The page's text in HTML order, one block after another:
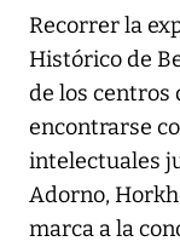
Recorrer la
Histórico de
de los centros
encontrarse
intelectuales
Adorno,
marca a la